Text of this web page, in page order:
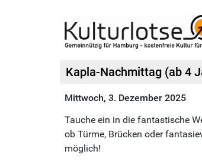
Kapla-Nachmittag (ab 4
Mittwoch, 3. Dezember 2025
Tauche ein in die fantastische
ob Türme, Brücken oder
möglich!